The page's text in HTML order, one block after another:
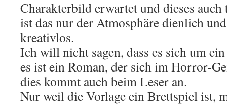
Charakterbild erwartet und dieses
ist das nur der Atmosphäre dienlich
kreativlos.
Ich will nicht sagen, dass es sich um
es ist ein Roman, der sich im Horror-
dies kommt auch beim Leser an.
Nur weil die Vorlage ein Brettspiel ist,